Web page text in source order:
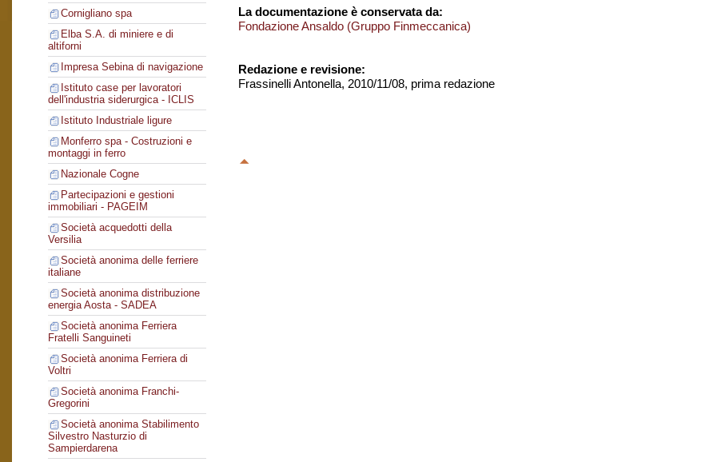
Cornigliano spa
Elba S.A. di miniere e di
altiforni
Impresa Sebina di navigazione
Istituto case per lavoratori
dell'industria siderurgica - ICLIS
Istituto Industriale ligure
Monferro spa - Costruzioni e
montaggi in ferro
Nazionale Cogne
Partecipazioni e gestioni
immobiliari - PAGEIM
Società acquedotti della
Versilia
Società anonima delle ferriere
italiane
Società anonima distribuzione
energia Aosta - SADEA
Società anonima Ferriera
Fratelli Sanguineti
Società anonima Ferriera di
Voltri
Società anonima Franchi-
Gregorini
Società anonima Stabilimento
Silvestro Nasturzio di
Sampierdarena
La documentazione è conservata da:
Fondazione Ansaldo (Gruppo Finmeccanica)
Redazione e revisione:
Frassinelli Antonella, 2010/11/08, prima redazione